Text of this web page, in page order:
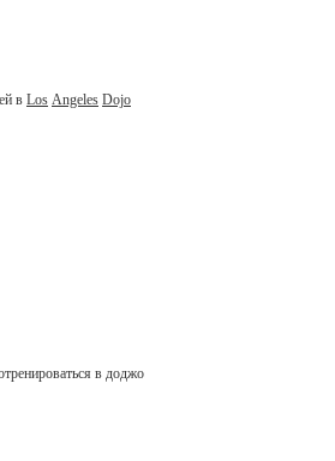
в Los Angeles Dojo
в доджо